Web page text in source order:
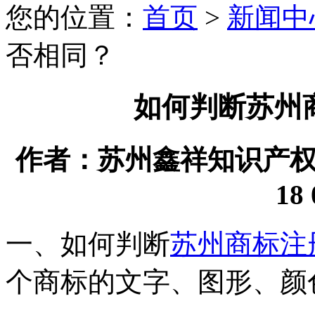
您的位置： 首页 > 新闻
否相同？
如何判断苏州
作者：苏州鑫祥知识产
18
一、如何判断苏州商标注
个商标的文字、图形、